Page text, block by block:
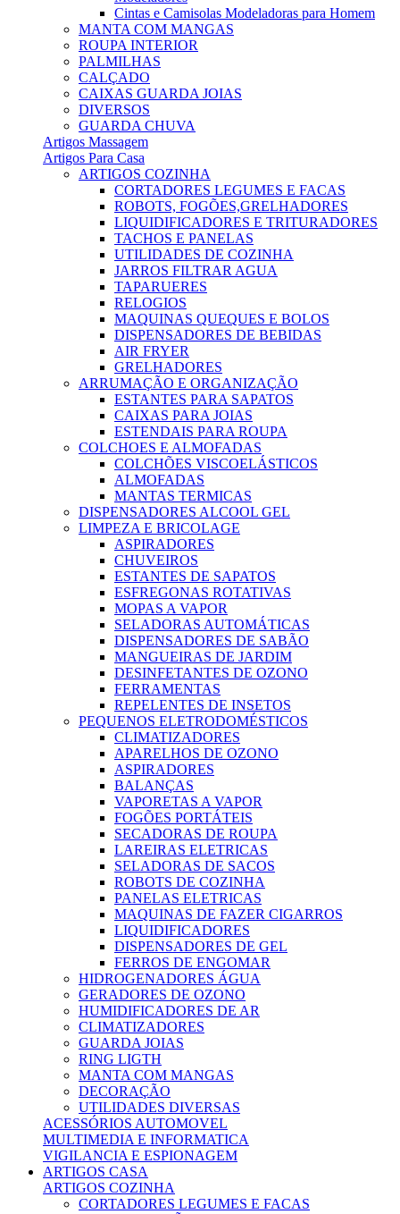
Cintas e Camisolas Modeladoras para Homem
MANTA COM MANGAS
ROUPA INTERIOR
PALMILHAS
CALÇADO
CAIXAS GUARDA JOIAS
DIVERSOS
GUARDA CHUVA
Artigos Massagem
Artigos Para Casa
ARTIGOS COZINHA
CORTADORES LEGUMES E FACAS
ROBOTS, FOGÕES,GRELHADORES
LIQUIDIFICADORES E TRITURADORES
TACHOS E PANELAS
UTILIDADES DE COZINHA
JARROS FILTRAR AGUA
TAPARUERES
RELOGIOS
MAQUINAS QUEQUES E BOLOS
DISPENSADORES DE BEBIDAS
AIR FRYER
GRELHADORES
ARRUMAÇÃO E ORGANIZAÇÃO
ESTANTES PARA SAPATOS
CAIXAS PARA JOIAS
ESTENDAIS PARA ROUPA
COLCHOES E ALMOFADAS
COLCHÕES VISCOELÁSTICOS
ALMOFADAS
MANTAS TERMICAS
DISPENSADORES ALCOOL GEL
LIMPEZA E BRICOLAGE
ASPIRADORES
CHUVEIROS
ESTANTES DE SAPATOS
ESFREGONAS ROTATIVAS
MOPAS A VAPOR
SELADORAS AUTOMÁTICAS
DISPENSADORES DE SABÃO
MANGUEIRAS DE JARDIM
DESINFETANTES DE OZONO
FERRAMENTAS
REPELENTES DE INSETOS
PEQUENOS ELETRODOMÉSTICOS
CLIMATIZADORES
APARELHOS DE OZONO
ASPIRADORES
BALANÇAS
VAPORETAS A VAPOR
FOGÕES PORTÁTEIS
SECADORAS DE ROUPA
LAREIRAS ELETRICAS
SELADORAS DE SACOS
ROBOTS DE COZINHA
PANELAS ELETRICAS
MAQUINAS DE FAZER CIGARROS
LIQUIDIFICADORES
DISPENSADORES DE GEL
FERROS DE ENGOMAR
HIDROGENADORES ÁGUA
GERADORES DE OZONO
HUMIDIFICADORES DE AR
CLIMATIZADORES
GUARDA JOIAS
RING LIGTH
MANTA COM MANGAS
DECORAÇÃO
UTILIDADES DIVERSAS
ACESSÓRIOS AUTOMOVEL
MULTIMEDIA E INFORMATICA
VIGILANCIA E ESPIONAGEM
ARTIGOS CASA
ARTIGOS COZINHA
CORTADORES LEGUMES E FACAS